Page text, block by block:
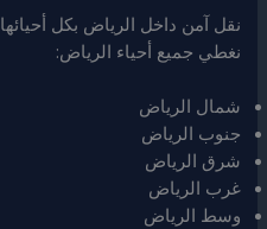
نقل آمن داخل الرياض بكل أحيائها
نغطي جميع أحياء الرياض:
شمال الرياض
جنوب الرياض
شرق الرياض
غرب الرياض
وسط الرياض